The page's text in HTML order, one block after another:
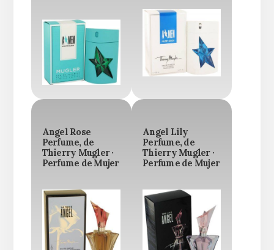
Angel Rose
Perfume, de
Thierry Mugler ·
Perfume de Mujer
Angel Lily
Perfume, de
Thierry Mugler ·
Perfume de Mujer